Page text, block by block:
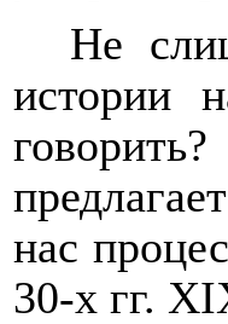
Не
истории
нас
30-х гг.